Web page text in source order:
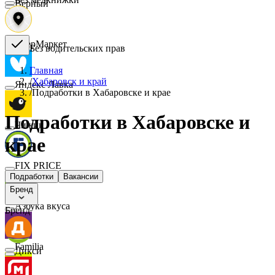
Верный
СберМаркет
Яндекс Лавка
Чижик
FIX PRICE
Азбука вкуса
Familia
Без водительских прав
Главная
/Хабаровск и край
/Подработки в Хабаровске и крае
Подработки в Хабаровске и
крае
Подработки
Вакансии
Бренд
Бренд
Дикси